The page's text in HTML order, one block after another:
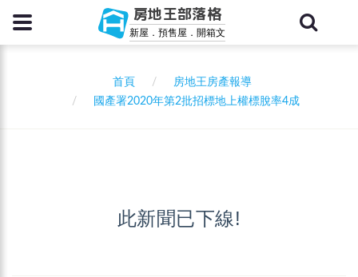
房地王部落格
新屋．預售屋．開箱文
首頁
房地王房產報導
國產署2020年第2批招標地上權標脫率4成
此新聞已下線!